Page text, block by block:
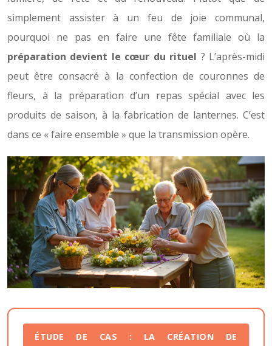
simplement assister à un feu de joie communal,
pourquoi ne pas en faire une fête familiale où la
préparation devient le cœur du rituel ? L’après-midi
peut être consacré à la confection de couronnes de
fleurs, à la préparation d’un repas spécial avec les
produits de saison, à la fabrication de lanternes. C’est
dans ce « faire ensemble » que la transmission opère.
ÉTUDE DE CAS : LA CRÉATION DE